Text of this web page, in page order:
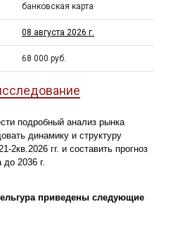
банковская карта
08 августа 2026 г.
68 000 руб.
подробный анализ рынка
динамику и структуру
2кв.2026 гг. и составить прогноз
до 2036 г.
приведены следующие